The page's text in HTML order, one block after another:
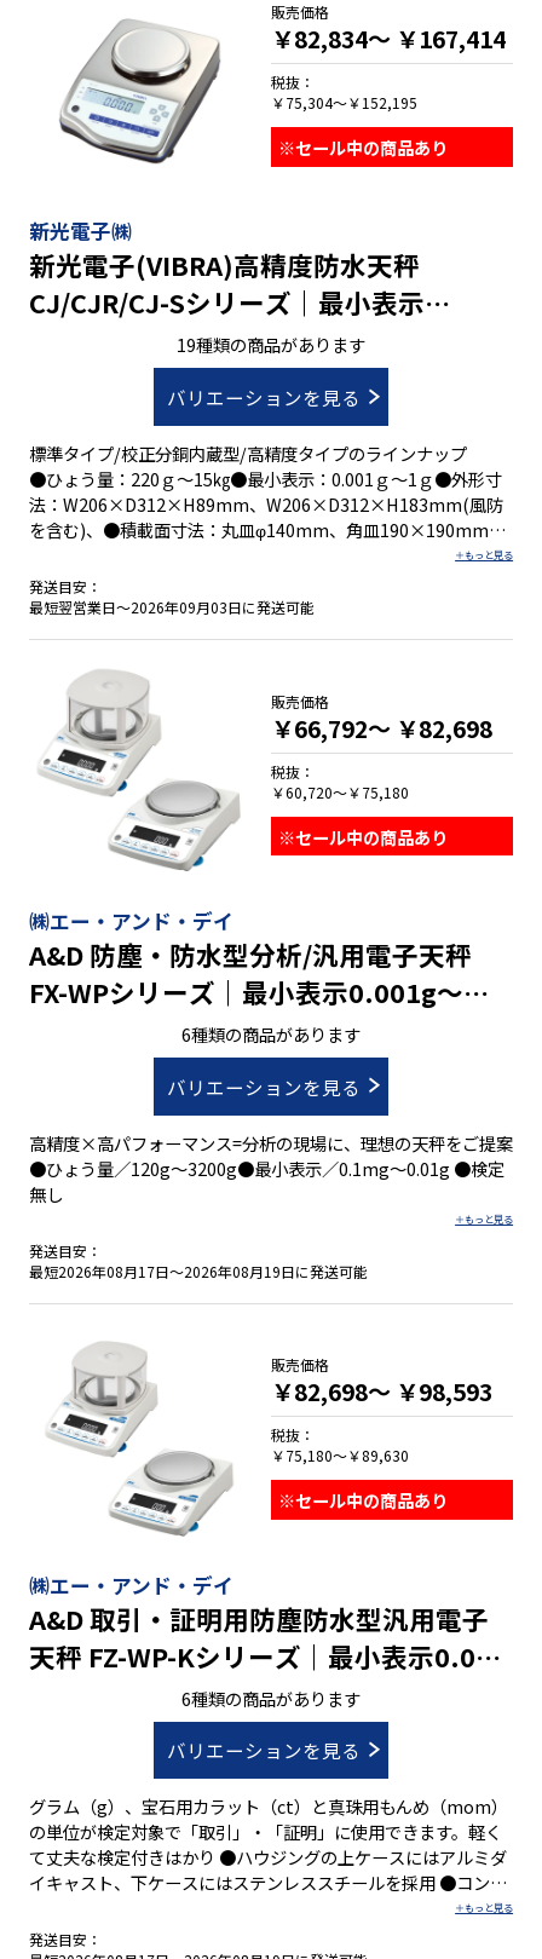
新光電子㈱
新光電子(VIBRA)高精度防水天秤
CJ/CJR/CJ-Sシリーズ｜最小表示
0.001g～1g ひょう量220g～15㎏
19種類の商品があります
バリエーションを見る
標準タイプ/校正分銅内蔵型/高精度タイプのラインナップ
●ひょう量：220ｇ～15㎏●最小表示：0.001ｇ～1ｇ●外形寸
法：W206×D312×H89mm、W206×D312×H183mm(風防
を含む)、●積載面寸法：丸皿φ140mm、角皿190×190mm
・錆、腐食に強いステンレス製のケース
・オートオフ機能搭載バックライト付き大型ＬＣＤ
・個数はかりとしても使用可能
・内蔵分銅搭載でどこでも正確な高分解能計量が可能：ＣＪＲ
シリーズ
発送目安：
最短翌営業日～2026年09月03日に発送可能
販売価格
￥82,834～ ￥167,414
税抜：
￥75,304～￥152,195
※セール中の商品あり
㈱エー・アンド・デイ
A&D 防塵・防水型分析/汎用電子天秤
FX-WPシリーズ｜最小表示0.001g～
0.01g ひょう量122g～3200g
6種類の商品があります
バリエーションを見る
高精度×高パフォーマンス=分析の現場に、理想の天秤をご提案
●ひょう量／120g～3200g●最小表示／0.1mg～0.01g ●検定
無し
発送目安：
最短2026年08月17日～2026年08月19日に発送可能
販売価格
￥66,792～ ￥82,698
税抜：
￥60,720～￥75,180
※セール中の商品あり
㈱エー・アンド・デイ
A&D 取引・証明用防塵防水型汎用電子
天秤 FZ-WP-Kシリーズ｜最小表示0.01g
～0.1g ひょう量122g～3200g｜校正用
6種類の商品があります
バリエーションを見る
グラム（g）、宝石用カラット（ct）と真珠用もんめ（mom）
の単位が検定対象で「取引」・「証明」に使用できます。軽く
て丈夫な検定付きはかり ●ハウジングの上ケースにはアルミダ
イキャスト、下ケースにはステンレススチールを採用 ●コンパ
クトで扱いやすいB5サイズ ●防塵・防滴規格IP65準拠 ●計量
値を統計処理し、結果を表示・出力する統計演算機能 ●RS-
発送目安：
販売価格
￥82,698～ ￥98,593
税抜：
￥75,180～￥89,630
※セール中の商品あり